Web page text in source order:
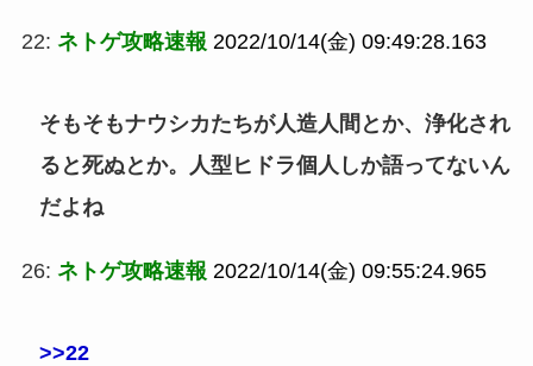
22: ネトゲ攻略速報 2022/10/14(金) 09:49:28.163
そもそもナウシカたちが人造人間とか、浄化され
ると死ぬとか。人型ヒドラ個人しか語ってないん
だよね
26: ネトゲ攻略速報 2022/10/14(金) 09:55:24.965
>>22